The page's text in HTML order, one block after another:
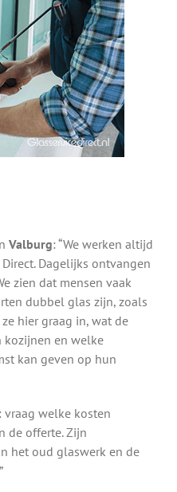
Valburg: “We werken altijd
Dagelijks ontvangen
zien dat mensen vaak
dubbel glas zijn, zoals
ze hier graag in, wat de
kozijnen en welke
kan geven op hun
welke kosten
de offerte. Zijn
het oud glaswerk en de